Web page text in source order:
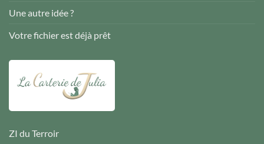
Une autre idée ?
Votre fichier est déjà prêt
ZI du Terroir